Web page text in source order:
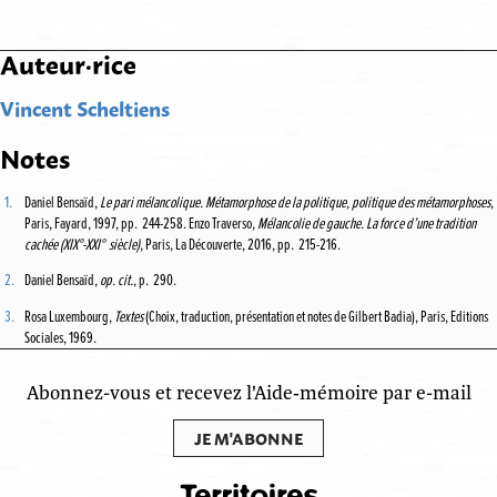
Auteur·rice
Vincent Scheltiens
Notes
1. Daniel Bensaïd,Le pari mélancolique. Métamorphose de la politique, politique des métamorphoses,
Paris, Fayard, 1997, pp. 244-258. Enzo Traverso,Mélancolie de gauche. La force d’une tradition
cachée (XIX°-XXI° siècle), Paris, La Découverte, 2016, pp. 215-216.
2. Daniel Bensaïd,op. cit., p. 290.
3. Rosa Luxembourg,Textes(Choix, traduction, présentation et notes de Gilbert Badia), Paris, Editions
Sociales, 1969.
Abonnez-vous et recevez l'Aide‑mémoire par e-mail
JE M'ABONNE